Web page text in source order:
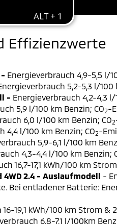
Effizienzwerte
- Energieverbrauch 4,9-5,5 l/
5,2-5,3 l/100
- Energieverbrauch 4,2-4,3 l/
5,9 l/100 km Benzin; CO2-
6,0 l/100 km Benzin; CO2
4,4 l/100 km Benzin; CO2-
5,9-6,1 l/100 km
4,3-4,4 l/100 km Benzin;
16,7-17,1 kWh/100 km
4WD 2.4 - Auslaufmodell -
entladener Batterie:
19,1 kWh/100 km Strom &
6,8-7,1 l/100km